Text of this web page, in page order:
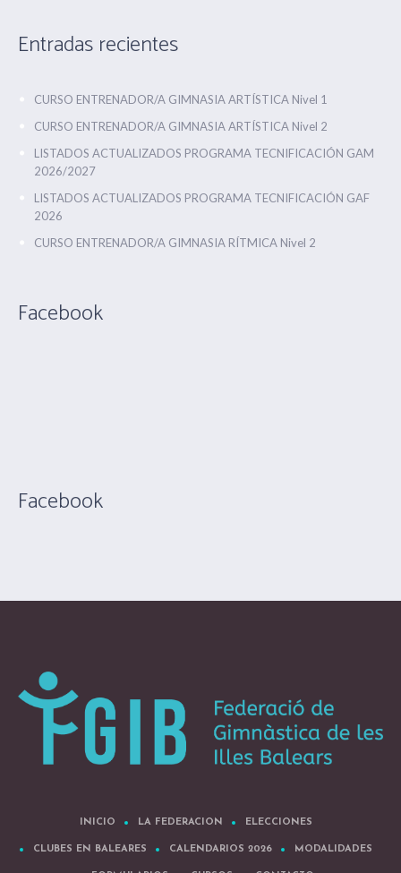
Entradas recientes
CURSO ENTRENADOR/A GIMNASIA ARTÍSTICA Nivel 1
CURSO ENTRENADOR/A GIMNASIA ARTÍSTICA Nivel 2
LISTADOS ACTUALIZADOS PROGRAMA TECNIFICACIÓN GAM
2026/2027
LISTADOS ACTUALIZADOS PROGRAMA TECNIFICACIÓN GAF
2026
CURSO ENTRENADOR/A GIMNASIA RÍTMICA Nivel 2
Facebook
Facebook
INICIO LA FEDERACION ELECCIONES
CLUBES EN BALEARES CALENDARIOS 2026 MODALIDADES